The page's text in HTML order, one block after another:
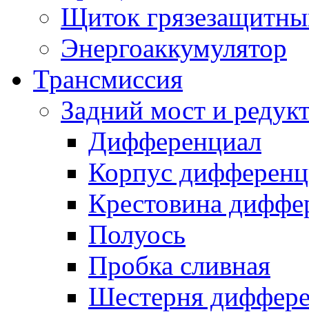
Щиток
Энергоаккумулятор
Трансмиссия
Задний мост и
Дифференциал
Корпус
Крестовина
Полуось
Пробка сливная
Шестерня